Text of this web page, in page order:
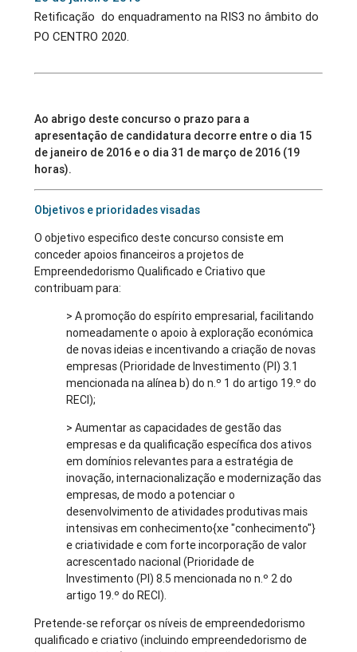
Retificação do enquadramento na RIS3 no âmbito do
PO CENTRO 2020.
Ao abrigo deste concurso o prazo para a
apresentação de candidatura decorre entre o dia 15
de janeiro de 2016 e o dia 31 de março de 2016 (19
horas).
Objetivos e prioridades visadas
O objetivo especifico deste concurso consiste em
conceder apoios financeiros a projetos de
Empreendedorismo Qualificado e Criativo que
contribuam para:
> A promoção do espírito empresarial, facilitando
nomeadamente o apoio à exploração económica
de novas ideias e incentivando a criação de novas
empresas (Prioridade de Investimento (PI) 3.1
mencionada na alínea b) do n.º 1 do artigo 19.º do
RECI);
> Aumentar as capacidades de gestão das
empresas e da qualificação específica dos ativos
em domínios relevantes para a estratégia de
inovação, internacionalização e modernização das
empresas, de modo a potenciar o
desenvolvimento de atividades produtivas mais
intensivas em conhecimento{xe "conhecimento"}
e criatividade e com forte incorporação de valor
acrescentado nacional (Prioridade de
Investimento (PI) 8.5 mencionada no n.º 2 do
artigo 19.º do RECI).
Pretende-se reforçar os níveis de empreendedorismo
qualificado e criativo (incluindo empreendedorismo de